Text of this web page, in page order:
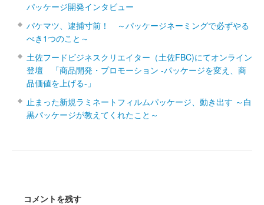
パッケージ開発インタビュー
パケマツ、逮捕寸前！ ～パッケージネーミングで必ずやる
べき1つのこと～
土佐フードビジネスクリエイター（土佐FBC)にてオンライン
登壇 「商品開発・プロモーション ‐パッケージを変え、商
品価値を上げる‐」
止まった新規ラミネートフィルムパッケージ、動き出す ～白
黒パッケージが教えてくれたこと～
コメントを残す